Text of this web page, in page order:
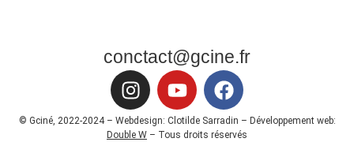
conctact@gcine.fr
© Gciné, 2022-2024 – Webdesign: Clotilde Sarradin – Développement web:
Double W – Tous droits réservés